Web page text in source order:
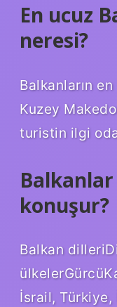
En ucuz
neresi?
Balkanların
Kuzey
turistin ilgi
konuşur?
Balkan
İsrail,